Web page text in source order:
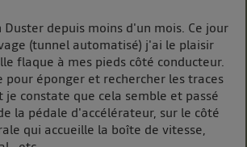
depuis moins d'un mois. Ce jour
(tunnel automatisé) j'ai le plaisir
flaque à mes pieds côté conducteur.
pour éponger et rechercher les traces
constate que cela semble et passé
la pédale d'accélérateur, sur le côté
qui accueille la boîte de vitesse,
a été conçue pour la protection
personnelles en vous offrant choix et
contrôle.
créé par votre opérateur
votre adresse IP et une référence
internet (ex : votre numéro de
téléphone).